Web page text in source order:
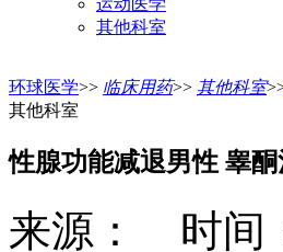
运动医学
其他科室
环球医学>> 临床用药>> 其他科室
其他科室
性腺功能减退男性 睾
来源： 时间